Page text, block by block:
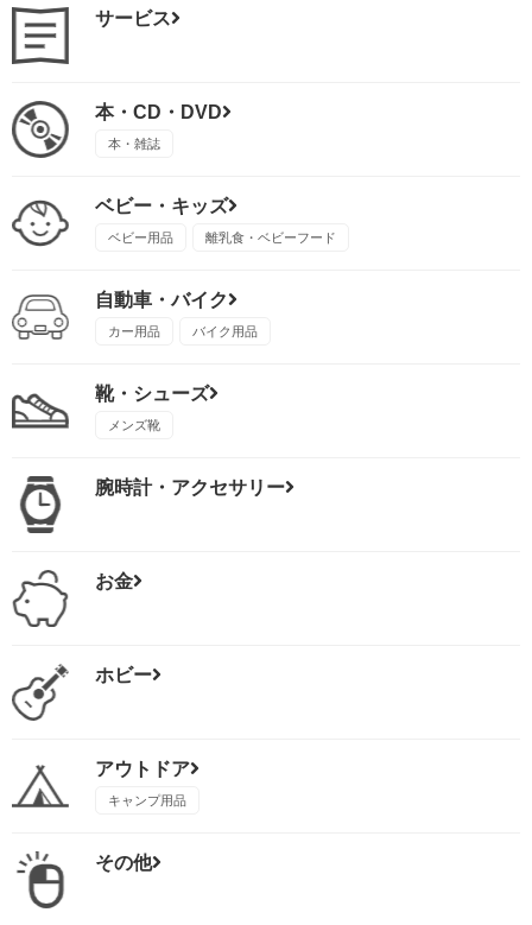
サービス
本・CD・DVD
本・雑誌
ベビー・キッズ
ベビー用品 離乳食・ベビーフード
自動車・バイク
カー用品 バイク用品
靴・シューズ
メンズ靴
腕時計・アクセサリー
お金
ホビー
アウトドア
キャンプ用品
その他